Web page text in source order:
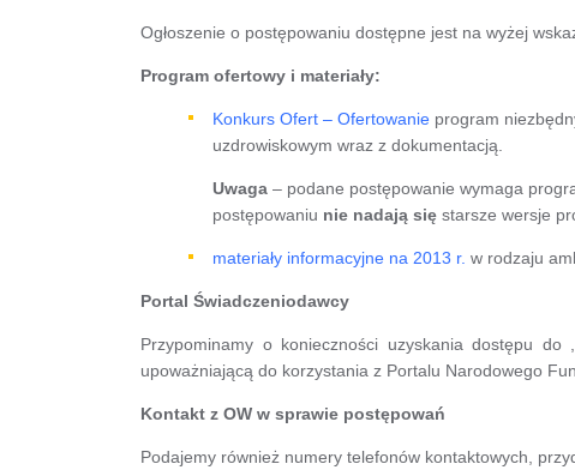
Ogłoszenie o postępowaniu dostępne jest na wyżej
Program ofertowy i materiały:
Konkurs Ofert – Ofertowanie program
uzdrowiskowym wraz z dokumentacją.
Uwaga – podane postępowanie wymaga
postępowaniu nie nadają się starsze wersje
materiały informacyjne na 2013 r. w rodzaju
Portal Świadczeniodawcy
Przypominamy o konieczności uzyskania dostępu do ,,
upoważniającą do korzystania z Portalu Narodowego
Kontakt z OW w sprawie postępowań
Podajemy również numery telefonów kontaktowych,